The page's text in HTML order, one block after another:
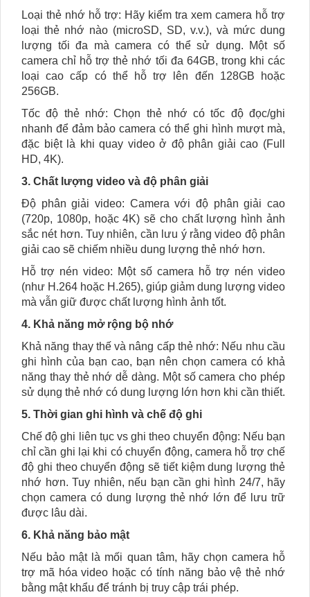
Loại thẻ nhớ hỗ trợ: Hãy kiểm tra xem camera hỗ trợ
loại thẻ nhớ nào (microSD, SD, v.v.), và mức dung
lượng tối đa mà camera có thể sử dụng. Một số
camera chỉ hỗ trợ thẻ nhớ tối đa 64GB, trong khi các
loại cao cấp có thể hỗ trợ lên đến 128GB hoặc
256GB.
Tốc độ thẻ nhớ: Chọn thẻ nhớ có tốc độ đọc/ghi
nhanh để đảm bảo camera có thể ghi hình mượt mà,
đặc biệt là khi quay video ở độ phân giải cao (Full
HD, 4K).
3. Chất lượng video và độ phân giải
Độ phân giải video: Camera với độ phân giải cao
(720p, 1080p, hoặc 4K) sẽ cho chất lượng hình ảnh
sắc nét hơn. Tuy nhiên, cần lưu ý rằng video độ phân
giải cao sẽ chiếm nhiều dung lượng thẻ nhớ hơn.
Hỗ trợ nén video: Một số camera hỗ trợ nén video
(như H.264 hoặc H.265), giúp giảm dung lượng video
mà vẫn giữ được chất lượng hình ảnh tốt.
4. Khả năng mở rộng bộ nhớ
Khả năng thay thế và nâng cấp thẻ nhớ: Nếu nhu cầu
ghi hình của bạn cao, bạn nên chọn camera có khả
năng thay thẻ nhớ dễ dàng. Một số camera cho phép
sử dụng thẻ nhớ có dung lượng lớn hơn khi cần thiết.
5. Thời gian ghi hình và chế độ ghi
Chế độ ghi liên tục vs ghi theo chuyển động: Nếu bạn
chỉ cần ghi lại khi có chuyển động, camera hỗ trợ chế
độ ghi theo chuyển động sẽ tiết kiệm dung lượng thẻ
nhớ hơn. Tuy nhiên, nếu bạn cần ghi hình 24/7, hãy
chọn camera có dung lượng thẻ nhớ lớn để lưu trữ
được lâu dài.
6. Khả năng bảo mật
Nếu bảo mật là mối quan tâm, hãy chọn camera hỗ
trợ mã hóa video hoặc có tính năng bảo vệ thẻ nhớ
bằng mật khẩu để tránh bị truy cập trái phép.